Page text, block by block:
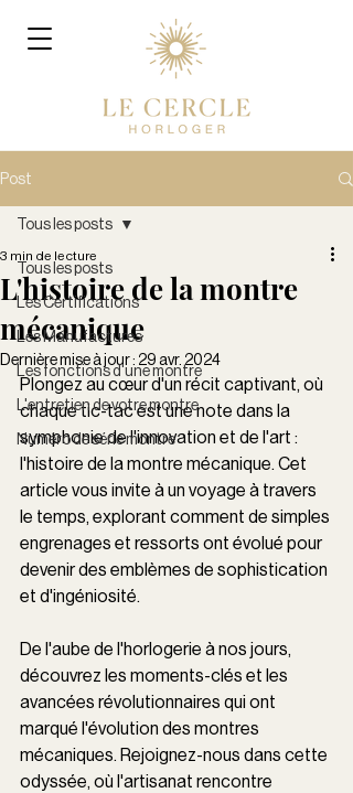
Post
Tous les posts
Les Certifications
Les Manufactures
Les fonctions d'une montre
L'entretien de votre montre
Numéro de série montre
Tous les posts
L'histoire de la montre
mécanique
3 min de lecture
Dernière mise à jour : 29 avr. 2024
Plongez au cœur d'un récit captivant, où
chaque tic-tac est une note dans la
symphonie de l'innovation et de l'art :
l'histoire de la montre mécanique. Cet
article vous invite à un voyage à travers
le temps, explorant comment de simples
engrenages et ressorts ont évolué pour
devenir des emblèmes de sophistication
et d'ingéniosité.
De l'aube de l'horlogerie à nos jours,
découvrez les moments-clés et les
avancées révolutionnaires qui ont
marqué l'évolution des montres
mécaniques. Rejoignez-nous dans cette
odyssée, où l'artisanat rencontre